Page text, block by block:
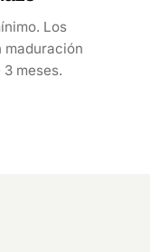
Los
maduración
meses.